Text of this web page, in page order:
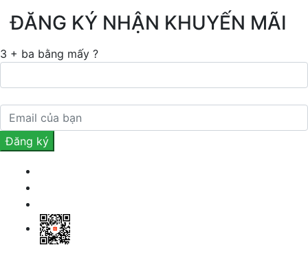
ĐĂNG KÝ NHẬN KHUYẾN MÃI
3 + ba bằng mấy ?